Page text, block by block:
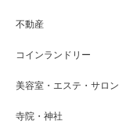
不動産
コインランドリー
美容室・エステ・サロン
寺院・神社